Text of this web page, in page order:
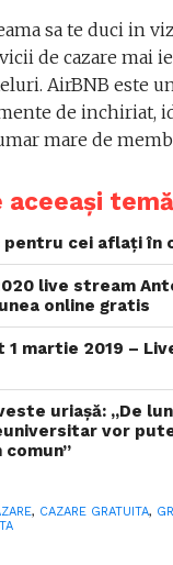
sa te duci in
de cazare mai
AirBNB este
de inchiriat,
mare de
aceeași
pentru cei aflați în
live stream
online gratis
1 martie 2019 –
uriașă: „De
vor
, CAZARE GRATUITA,